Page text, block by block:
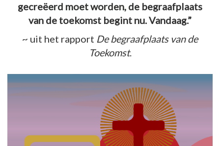
gecreëerd moet worden, de begraafplaats
van de toekomst begint nu. Vandaag.”
~ uit het rapport De begraafplaats van de
Toekomst.